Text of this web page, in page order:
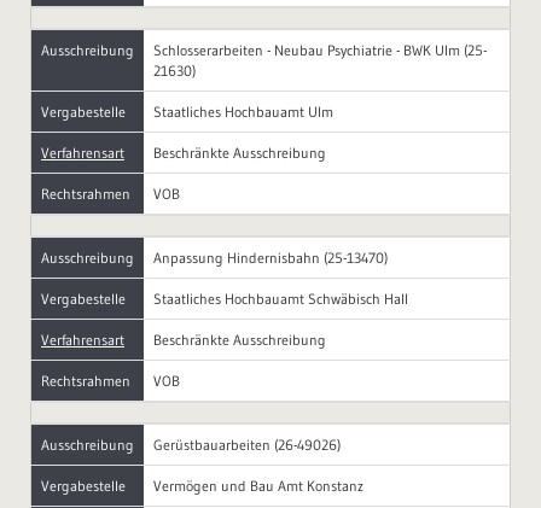
Ausschreibung
Schlosserarbeiten - Neubau Psychiatrie - BWK Ulm (25-
21630)
Vergabestelle Staatliches Hochbauamt Ulm
Verfahrensart Beschränkte Ausschreibung
Rechtsrahmen VOB
Ausschreibung Anpassung Hindernisbahn (25-13470)
Vergabestelle Staatliches Hochbauamt Schwäbisch Hall
Verfahrensart Beschränkte Ausschreibung
Rechtsrahmen VOB
Ausschreibung Gerüstbauarbeiten (26-49026)
Vergabestelle Vermögen und Bau Amt Konstanz